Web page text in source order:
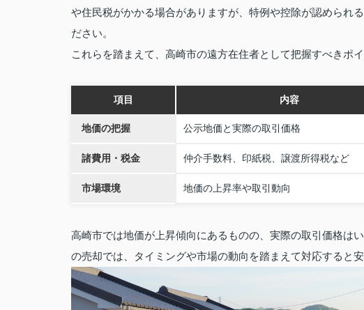
や住民税がかかる場合がありますが、特例や控除が認められ
ださい。
これらを踏まえて、高崎市の遠方在住者として把握すべきポ
項目 内容
地価の把握 公示地価と実際の取引価格
諸費用・税金 仲介手数料、印紙税、譲渡所得税など
市場環境 地価の上昇率や取引動向
高崎市では地価が上昇傾向にあるものの、実際の取引価格は
の売却では、タイミングや市場の動向を踏まえて対応すると安